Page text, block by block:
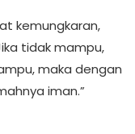
kemungkaran,
tidak mampu,
maka dengan
iman.”